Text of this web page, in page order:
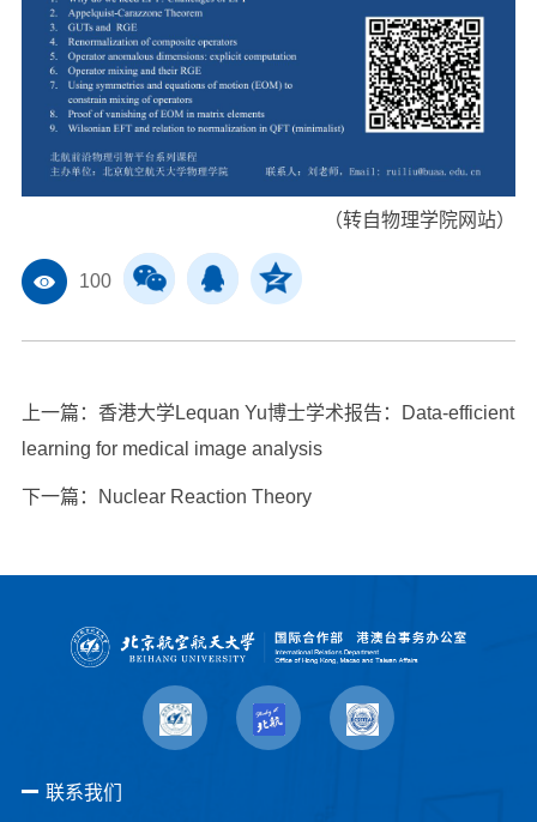
100
（转自物理学院网站）
上一篇： 香港大学Lequan Yu博士学术报告：Data-efficient
learning for medical image analysis
下一篇： Nuclear Reaction Theory
联系我们